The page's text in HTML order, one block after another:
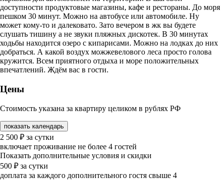
доступности продуктовые магазины, кафе и рестораны. До моря
пешком 30 минут. Можно на автобусе или автомобиле. Ну
может кому-то и далековато. Зато вечером в жк вы будете
слушать тишину а не звуки пляжных дискотек. В 30 минутах
ходьбы находится озеро с кипарисами. Можно на лодках до них
добраться. А какой воздух можжевелового леса просто голова
кружится. Всем приятного отдыха и море положительных
впечатлений. Ждём вас в гости.
Цены
Стоимость указана за квартиру целиком в рублях РФ
показать календарь
2 500 ₽ за сутки
включает проживание не более 4 гостей
Показать дополнительные условия и скидки
500 ₽ за сутки
доплата за каждого дополнительного гостя свыше 4